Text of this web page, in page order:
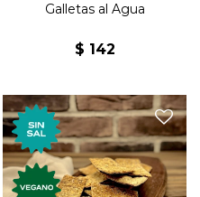
Galletas al Agua
$ 142
Galletas premium de
salvado sin sal.